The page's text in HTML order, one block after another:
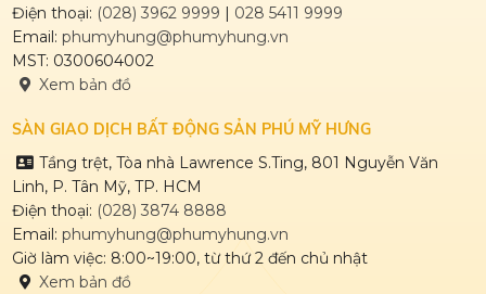
Điện thoại: (028) 3962 9999 | 028 5411 9999
Email: phumyhung@phumyhung.vn
MST: 0300604002
Xem bản đồ
SÀN GIAO DỊCH BẤT ĐỘNG SẢN PHÚ MỸ HƯNG
Tầng trệt, Tòa nhà Lawrence S.Ting, 801 Nguyễn Văn
Linh, P. Tân Mỹ, TP. HCM
Điện thoại: (028) 3874 8888
Email: phumyhung@phumyhung.vn
Giờ làm việc: 8:00~19:00, từ thứ 2 đến chủ nhật
Xem bản đồ